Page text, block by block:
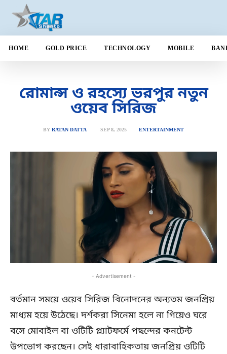
HOME GOLD PRICE TECHNOLOGY MOBILE
রোমান্স ও রহস্যে ভরপুর নতুন
ওয়েব সিরিজ
BY RATAN DATTA SEP 8, 2025 ENTERTAINMENT
- Advertisement -
বর্তমান সময়ে ওয়েব সিরিজ বিনোদনের অন্যতম জনপ্রিয়
মাধ্যম হয়ে উঠেছে। দর্শকরা সিনেমা হলে না গিয়েও ঘরে
বসে মোবাইল বা ওটিটি প্ল্যাটফর্মে পছন্দের কনটেন্ট
উপভোগ করছেন। সেই ধারাবাহিকতায় জনপ্রিয় ওটিটি